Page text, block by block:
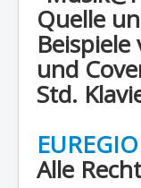
Region - BBSifi
Verlag
Quelle
und
Std.
Alle